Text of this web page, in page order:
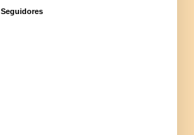
Seguidores